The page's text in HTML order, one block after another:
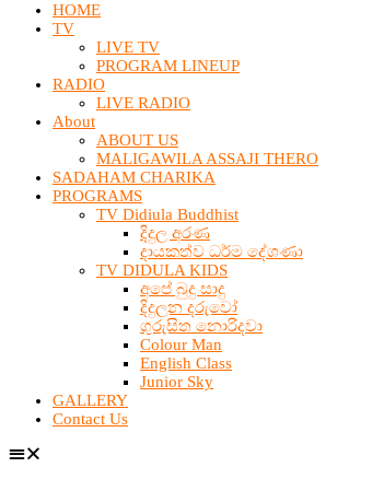
HOME
TV
LIVE TV
PROGRAM LINEUP
RADIO
LIVE RADIO
About
ABOUT US
MALIGAWILA ASSAJI THERO
SADAHAM CHARIKA
PROGRAMS
TV Didiula Buddhist
දිදුල අරණ
දායකත්ව ධර්ම දේශණා
TV DIDULA KIDS
අපේ බුදු සාදු
දිදුලන දරුවෝ
ගුරුසිත නොරිදවා
Colour Man
English Class
Junior Sky
GALLERY
Contact Us